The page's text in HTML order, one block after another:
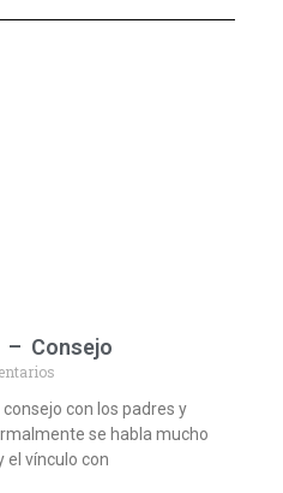
– Consejo
con los padres y
se habla mucho
el vínculo con